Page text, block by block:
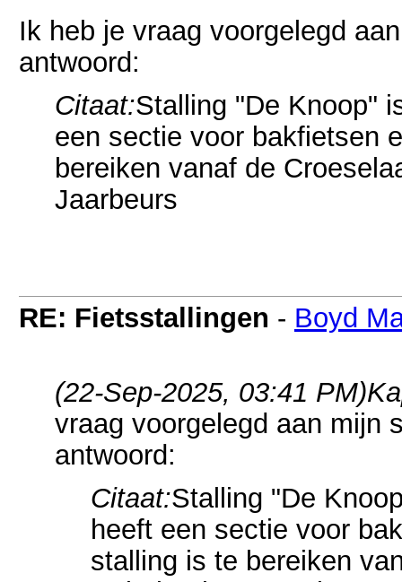
Ik heb je vraag voorgelegd
antwoord:
Citaat:Stalling "De Knoop"
een sectie voor bakfietsen
bereiken vanaf de
Jaarbeurs
RE: Fietsstallingen - Boyd
(22-Sep-2025, 03:41 PM)
vraag voorgelegd aan mijn
antwoord:
Citaat:Stalling "De
heeft een sectie voor
stalling is te bereiken